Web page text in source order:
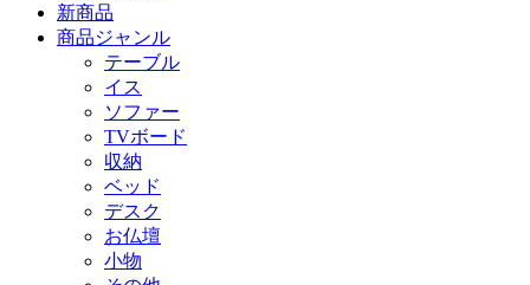
新商品
商品ジャンル
テーブル
イス
ソファー
TVボード
収納
ベッド
デスク
お仏壇
小物